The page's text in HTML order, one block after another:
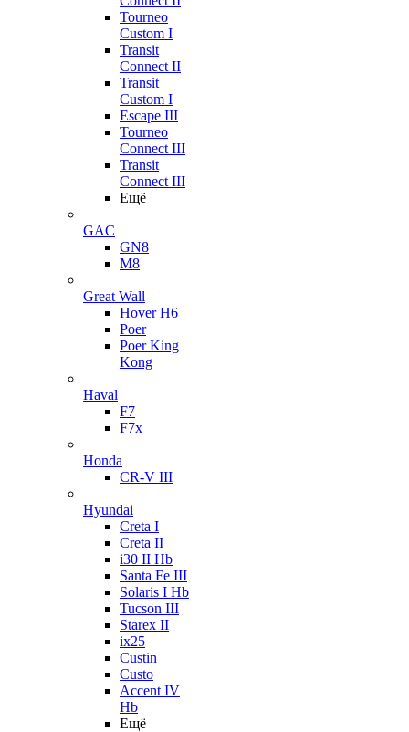
Tourneo
Custom I
Transit
Connect II
Transit
Custom I
Escape III
Tourneo
Connect III
Transit
Connect III
Ещё
GAC
GN8
M8
Great Wall
Hover H6
Poer
Poer King
Kong
Haval
F7
F7x
Honda
CR-V III
Hyundai
Creta I
Creta II
i30 II Hb
Santa Fe III
Solaris I Hb
Tucson III
Starex II
ix25
Custin
Custo
Accent IV
Hb
Ещё